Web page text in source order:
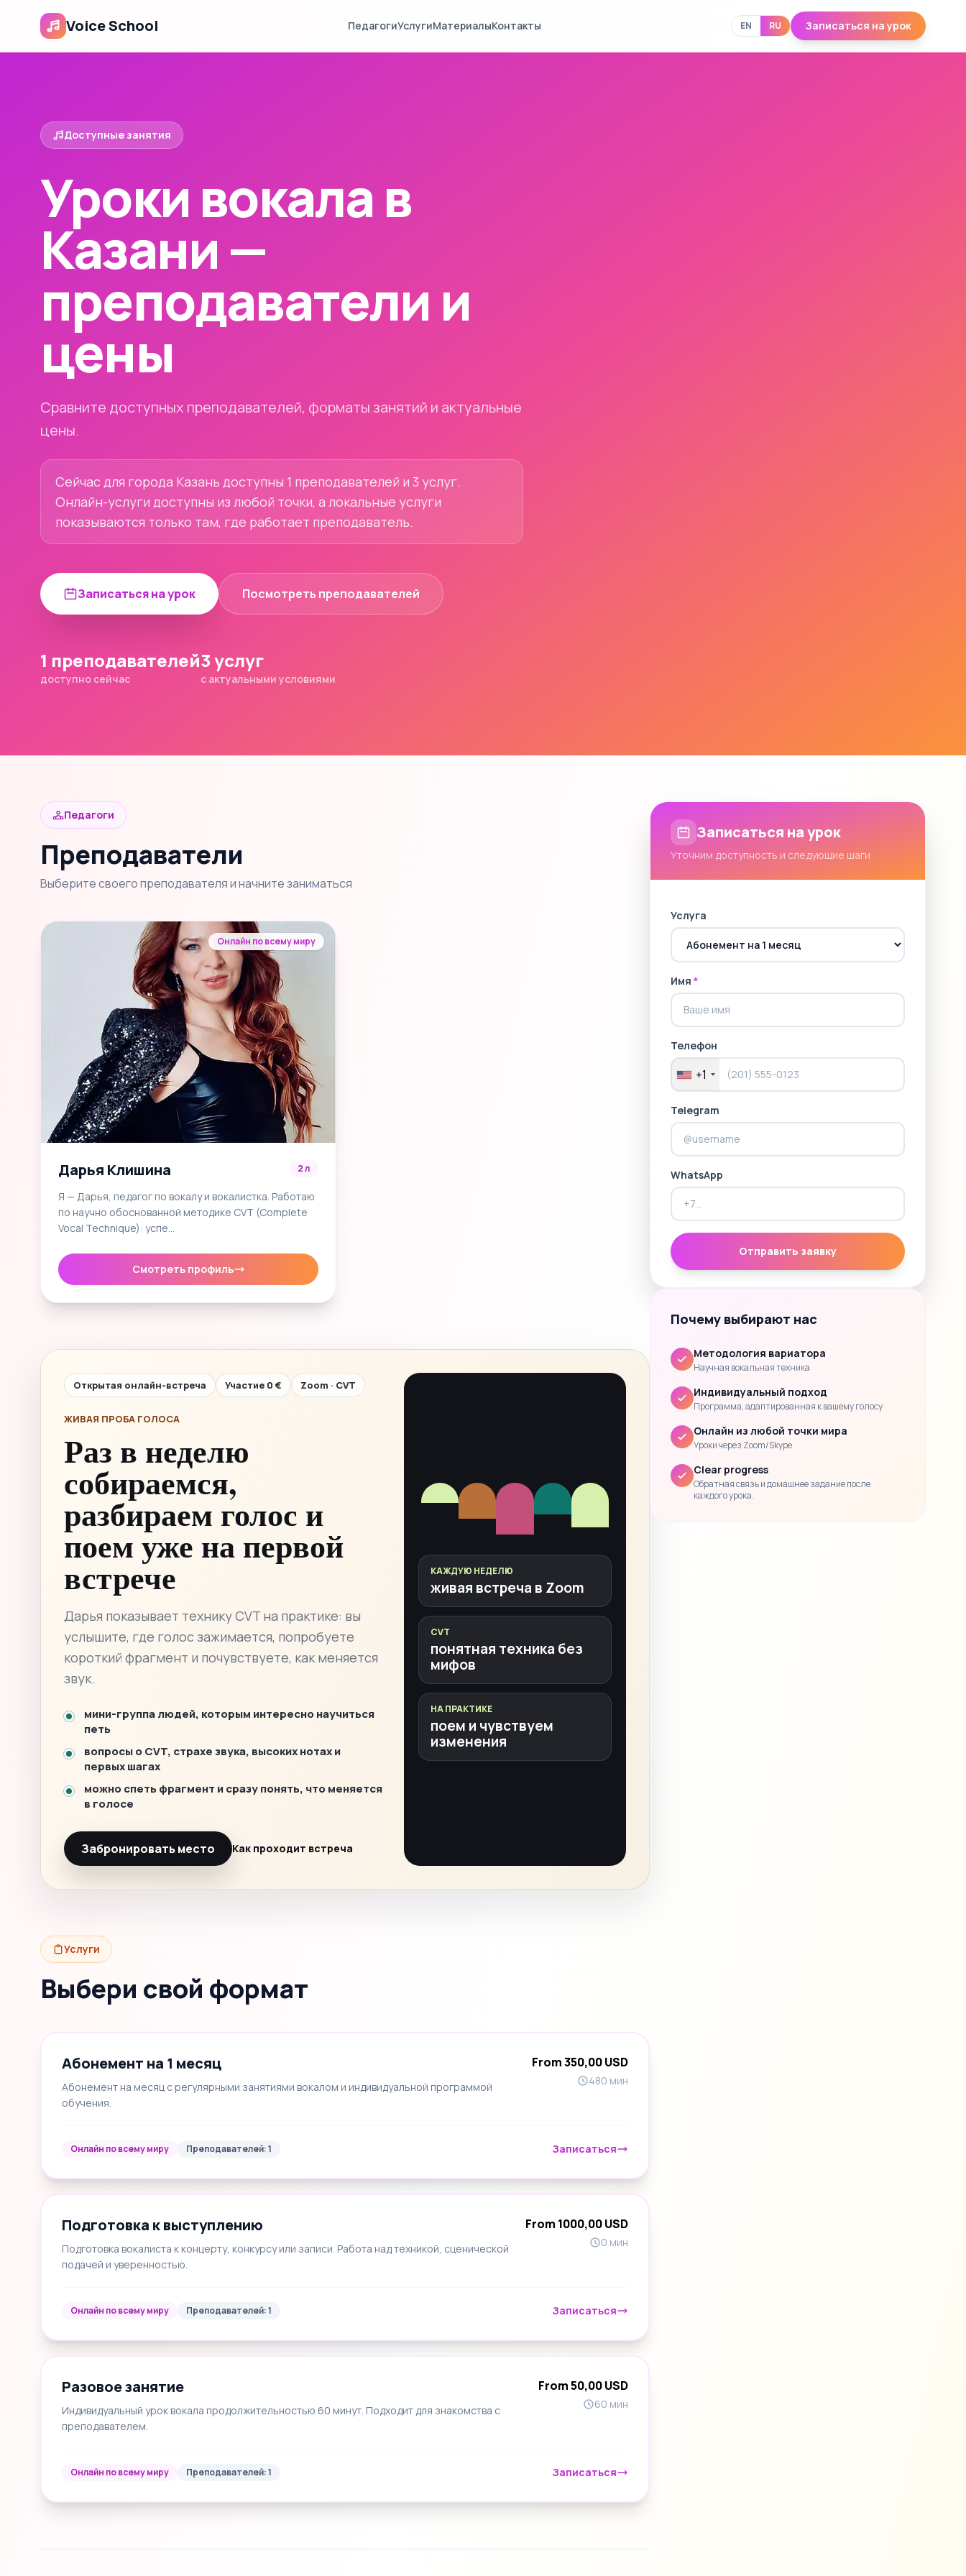
Voice School ПедагогиУслугиМатериалыКонтакты EN RU Записаться на урок
Доступные занятия
Уроки вокала в
Казани —
преподаватели и
цены
Сравните доступных преподавателей, форматы занятий и актуальные
цены.
Сейчас для города Казань доступны 1 преподавателей и 3 услуг.
Онлайн-услуги доступны из любой точки, а локальные услуги
показываются только там, где работает преподаватель.
Записаться на урок Посмотреть преподавателей
1 преподавателей
доступно сейчас
3 услуг
с актуальными условиями
Педагоги
Преподаватели
Выберите своего преподавателя и начните заниматься
Онлайн по всему миру
Дарья Клишина 2 л
Я — Дарья, педагог по вокалу и вокалистка. Работаю
по научно обоснованной методике CVT (Complete
Vocal Technique): успе…
Смотреть профиль
Открытая онлайн-встреча Участие 0 € Zoom · CVT
ЖИВАЯ ПРОБА ГОЛОСА
Раз в неделю
собираемся,
разбираем голос и
поем уже на первой
встрече
Дарья показывает технику CVT на практике: вы
услышите, где голос зажимается, попробуете
короткий фрагмент и почувствуете, как меняется
звук.
мини-группа людей, которым интересно научиться
петь
вопросы о CVT, страхе звука, высоких нотах и
первых шагах
можно спеть фрагмент и сразу понять, что меняется
в голосе
Забронировать место Как проходит встреча
КАЖДУЮ НЕДЕЛЮ
живая встреча в Zoom
CVT
понятная техника без
мифов
НА ПРАКТИКЕ
поем и чувствуем
изменения
Услуги
Выбери свой формат
Абонемент на 1 месяц
Абонемент на месяц с регулярными занятиями вокалом и индивидуальной программой
обучения.
From 350,00 USD
480 мин
Онлайн по всему миру Преподавателей: 1 Записаться
Подготовка к выступлению
Подготовка вокалиста к концерту, конкурсу или записи. Работа над техникой, сценической
подачей и уверенностью.
From 1000,00 USD
0 мин
Онлайн по всему миру Преподавателей: 1 Записаться
Разовое занятие
Индивидуальный урок вокала продолжительностью 60 минут. Подходит для знакомства с
преподавателем.
From 50,00 USD
60 мин
Онлайн по всему миру Преподавателей: 1 Записаться
Записаться на урок
Уточним доступность и следующие шаги
Услуга
Имя *
Телефон
+1
Telegram
WhatsApp
Отправить заявку
Почему выбирают нас
Методология вариатора
Научная вокальная техника
Индивидуальный подход
Программа, адаптированная к вашему голосу
Онлайн из любой точки мира
Уроки через Zoom/Skype
Clear progress
Обратная связь и домашнее задание после
каждого урока.